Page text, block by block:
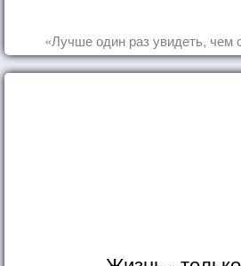
«Лучше один раз увидеть, чем